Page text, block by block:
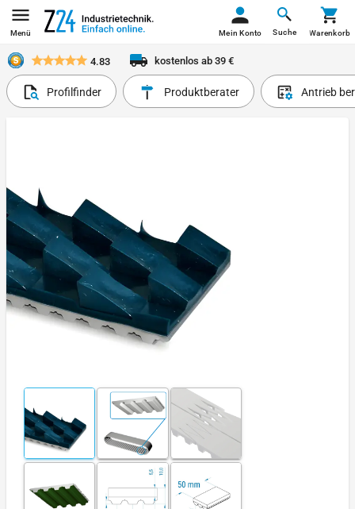
Menü Suche
Mein Konto Warenkorb
4.83 kostenlos ab 39 €
Profilfinder Produktberater Antrieb